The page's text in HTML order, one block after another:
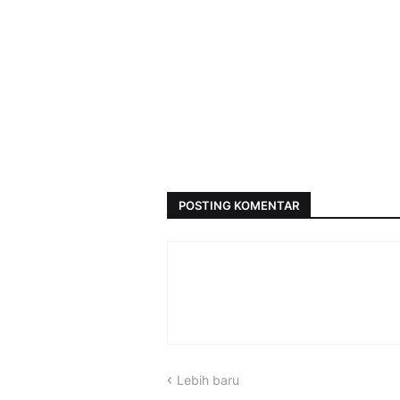
POSTING KOMENTAR
Lebih baru